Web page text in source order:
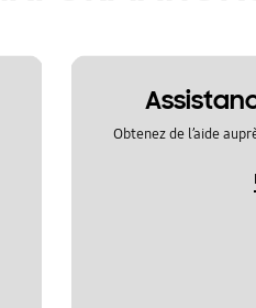
Obtenez de l’aide